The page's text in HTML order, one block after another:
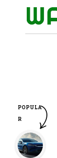
POPULA
R